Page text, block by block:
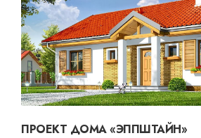
ПРОЕКТ ДОМА «ЭППШТАЙН»